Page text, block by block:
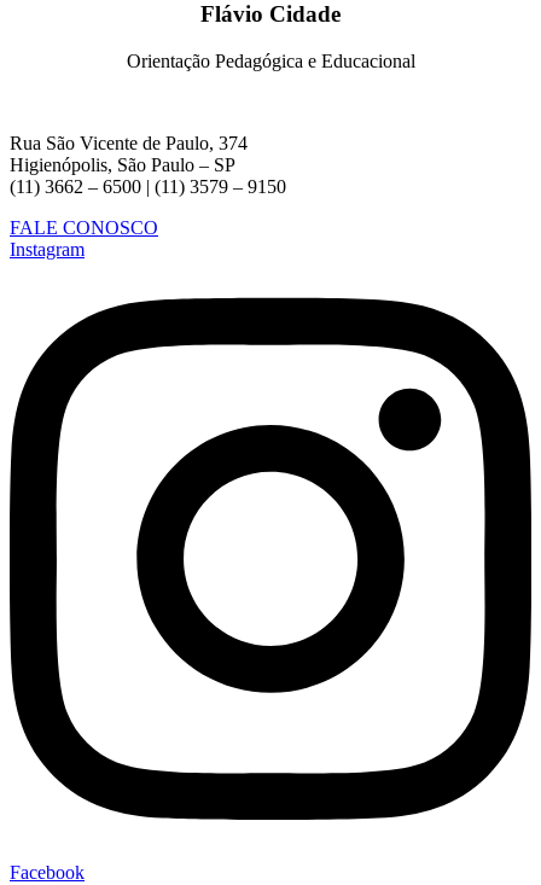
Flávio Cidade
Orientação Pedagógica e Educacional
Rua São Vicente de Paulo, 374
Higienópolis, São Paulo – SP
(11) 3662 – 6500 | (11) 3579 – 9150
FALE CONOSCO
Instagram
Facebook